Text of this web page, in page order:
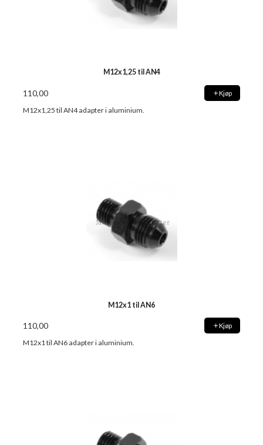
M12x1,25 til AN4
110,00 Kjøp
M12x1,25 til AN4 adapter i aluminium.
M12x1 til AN6
110,00 Kjøp
M12x1 til AN6 adapter i aluminium.